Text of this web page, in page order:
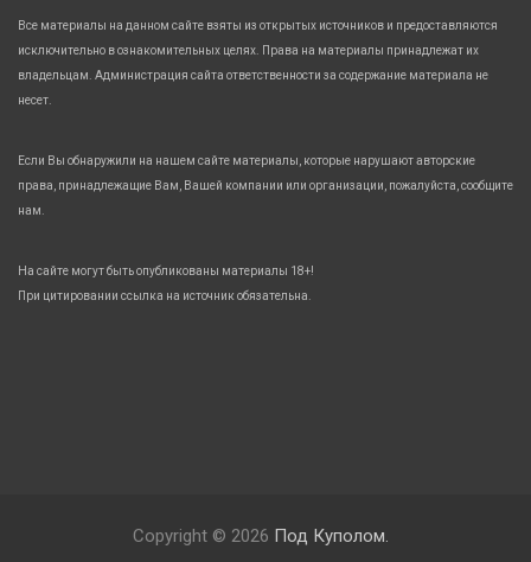
Все материалы на данном сайте взяты из открытых источников и предоставляются
исключительно в ознакомительных целях. Права на материалы принадлежат их
владельцам. Администрация сайта ответственности за содержание материала не
несет.
Если Вы обнаружили на нашем сайте материалы, которые нарушают авторские
права, принадлежащие Вам, Вашей компании или организации, пожалуйста, сообщите
нам.
На сайте могут быть опубликованы материалы 18+!
При цитировании ссылка на источник обязательна.
Copyright © 2026 Под Куполом.